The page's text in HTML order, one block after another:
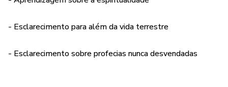
- Esclarecimento para além da vida terrestre
- Esclarecimento sobre profecias nunca desvendadas